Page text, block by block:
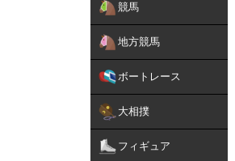
競馬
地方競馬
ボートレース
大相撲
フィギュア